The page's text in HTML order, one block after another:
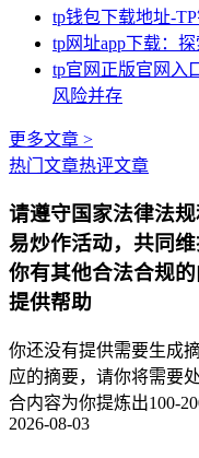
tp钱包下载地址-
tp网址app下载：
tp官网正版官网入
风险并存
更多文章 >
热门文章热评文章
请遵守国家法律法
易炒作活动，共同
你有其他合法合规
提供帮助
你还没有提供需要生成
应的摘要，请你将需要
合内容为你提炼出100-
2026-08-03